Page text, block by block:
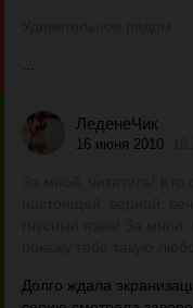
ЛеденеЧик
16 июня 2010
Долго ждала